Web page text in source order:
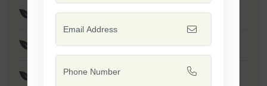
F1 - Tejas
F1 - Tadka
F1 - Minakshi / SSB 133